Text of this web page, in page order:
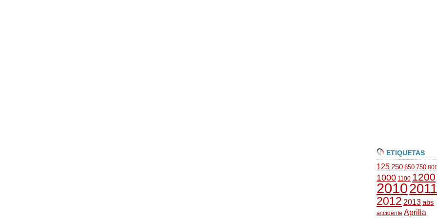
ETIQUETAS
125 250 650 750
1000 1100 1200
20102011
2012 2013abs
accidente Aprilia